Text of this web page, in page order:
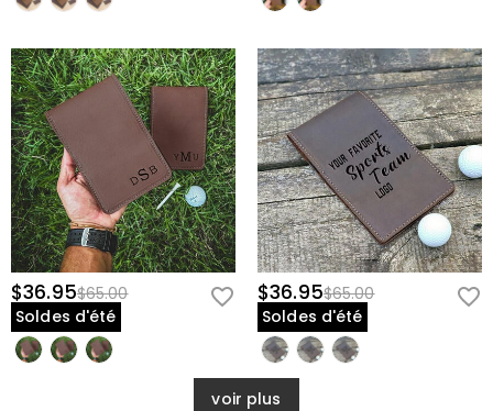
$36.95$65.00
Soldes d'été
$36.95$65.00
Soldes d'été
voir plus